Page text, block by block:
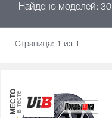
Найдено моделей: 30
Страница: 1 из 1
МЕСТОв тесте